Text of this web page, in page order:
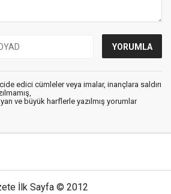
edici cümleler veya imalar, inançlara saldırı
ve büyük harflerle yazılmış yorumlar
İlk Sayfa © 2012